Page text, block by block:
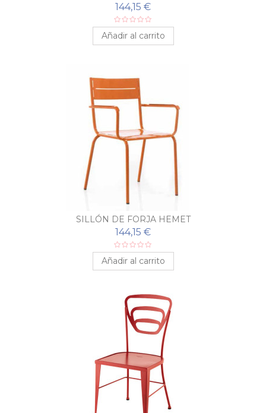
144,15 €
Añadir al carrito
SILLÓN DE FORJA HEMET
144,15 €
Añadir al carrito